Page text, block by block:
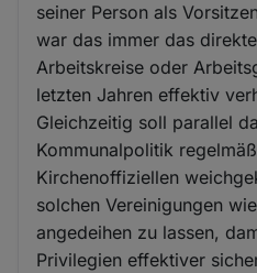
seiner Person als
war das immer das
Arbeitskreise oder
letzten Jahren effektiv
Gleichzeitig soll parallel
Kommunalpolitik
Kirchenoffiziellen
solchen Vereinigungen
angedeihen zu lassen,
Privilegien effektiver